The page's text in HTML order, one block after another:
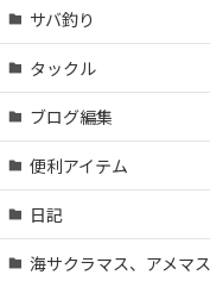
サバ釣り
タックル
ブログ編集
便利アイテム
日記
海サクラマス、アメマス